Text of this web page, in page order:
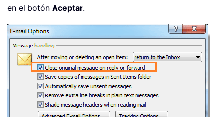
en el botón Aceptar.